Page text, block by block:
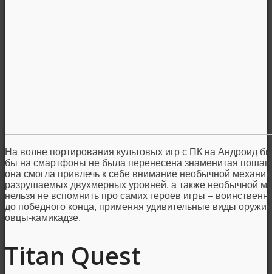
На волне портирования культовых игр с ПК на Андроид
бы на смартфоны не была перенесена знаменитая
она смогла привлечь к себе внимание необычной
разрушаемых двухмерных уровней, а также необычной
нельзя не вспомнить про самих героев игры –
до победного конца, применяя удивительные виды
овцы-камикадзе.
Titan Quest